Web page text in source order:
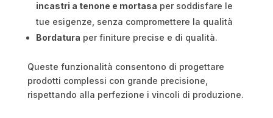
incastri a tenone e mortasa per soddisfare le
tue esigenze, senza compromettere la qualità
Bordatura per finiture precise e di qualità.
Queste funzionalità consentono di progettare
prodotti complessi con grande precisione,
rispettando alla perfezione i vincoli di produzione​​.